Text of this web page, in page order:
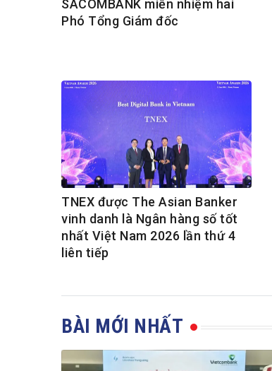
SACOMBANK miễn nhiệm hai
Phó Tổng Giám đốc
TNEX được The Asian Banker
vinh danh là Ngân hàng số tốt
nhất Việt Nam 2026 lần thứ 4
liên tiếp
BÀI MỚI NHẤT